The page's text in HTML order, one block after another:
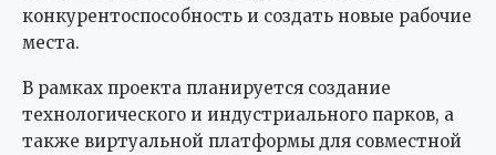
конкурентоспособность и создать новые рабочие
места.
В рамках проекта планируется создание
технологического и индустриального парков, а
также виртуальной платформы для совместной